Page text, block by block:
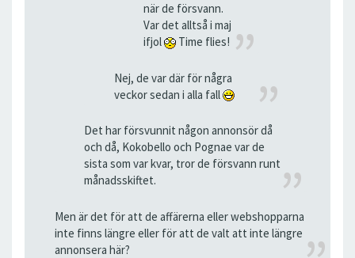
när de försvann.
Var det alltså i maj
ifjol
Time flies!
Nej, de var där för några
veckor sedan i alla fall
Det har försvunnit någon annonsör då
och då, Kokobello och Pognae var de
sista som var kvar, tror de försvann runt
månadsskiftet.
Men är det för att de affärerna eller webshopparna
inte finns längre eller för att de valt att inte längre
annonsera här?